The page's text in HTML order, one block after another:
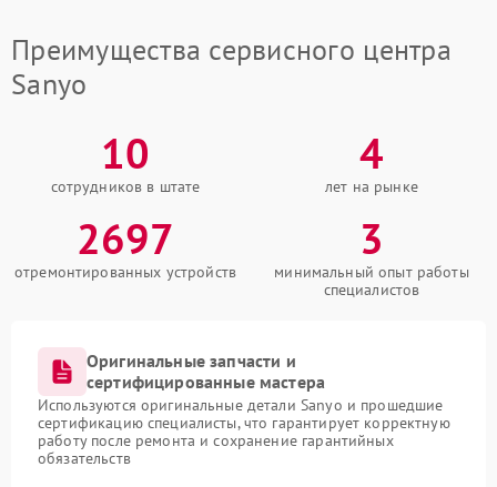
Преимущества сервисного центра
Sanyo
10
сотрудников в штате
4
лет на рынке
2697
отремонтированных устройств
3
минимальный опыт работы
специалистов
Оригинальные запчасти и
сертифицированные мастера
Используются оригинальные детали Sanyo и прошедшие
сертификацию специалисты, что гарантирует корректную
работу после ремонта и сохранение гарантийных
обязательств